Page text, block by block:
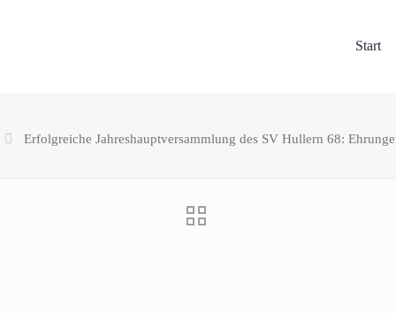
Start
Erfolgreiche Jahreshauptversammlung des SV Hullern 68: